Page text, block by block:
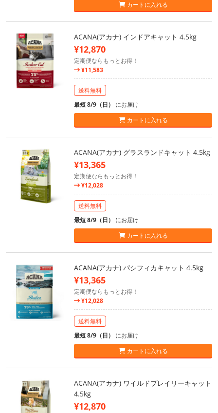
カートに入れる
ACANA(アカナ) インドアキャット 4.5kg
¥12,870
定期便ならもっとお得！
¥11,583
送料無料
最短 8/9（日） にお届け
カートに入れる
ACANA(アカナ) グラスランドキャット 4.5kg
¥13,365
定期便ならもっとお得！
¥12,028
送料無料
最短 8/9（日） にお届け
カートに入れる
ACANA(アカナ) パシフィカキャット 4.5kg
¥13,365
定期便ならもっとお得！
¥12,028
送料無料
最短 8/9（日） にお届け
カートに入れる
ACANA(アカナ) ワイルドプレイリーキャット
4.5kg
¥12,870